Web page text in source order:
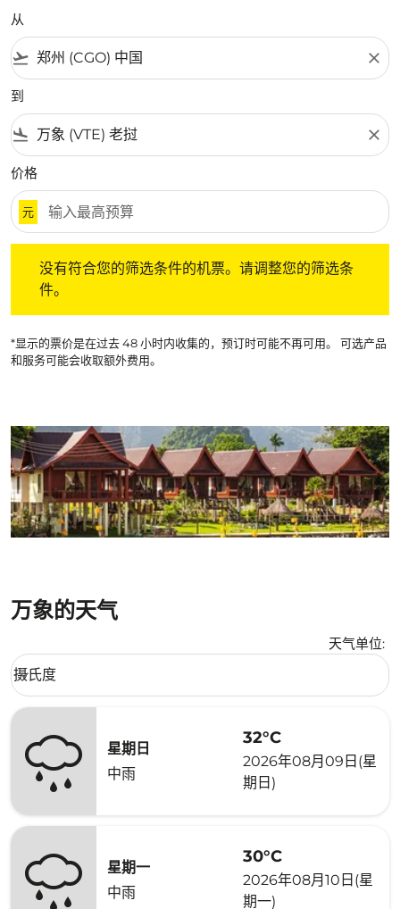
从
flight_takeoff close
到
flight_land close
价格
元
没有符合您的筛选条件的机票。请调整您的筛选条
件。
*显示的票价是在过去 48 小时内收集的，预订时可能不再可用。 可选产品
和服务可能会收取额外费用。
万象的天气
天气单位:
Weather unit option 摄氏度 Selected
摄氏度
keyboard_arrow_down
星期日
中雨
32°C
2026年08月09日(星
期日)
星期一
中雨
30°C
2026年08月10日(星
期一)